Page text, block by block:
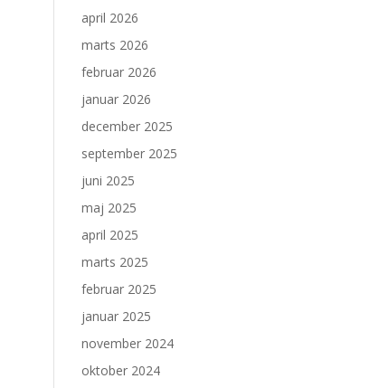
april 2026
marts 2026
februar 2026
januar 2026
december 2025
september 2025
juni 2025
maj 2025
april 2025
marts 2025
februar 2025
januar 2025
november 2024
oktober 2024